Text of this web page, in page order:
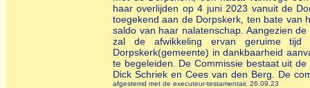
haar overlijden op 4 juni 2023 vanuit de
toegekend aan de Dorpskerk, ten bate van
saldo van haar nalatenschap. Aangezien
zal de afwikkeling ervan geruime
Dorpskerk(gemeente) in dankbaarheid
te begeleiden. De Commissie bestaat uit
Dick Schriek en Cees van den Berg. De
afgestemd met de executeur-testamentair. 26.09.23